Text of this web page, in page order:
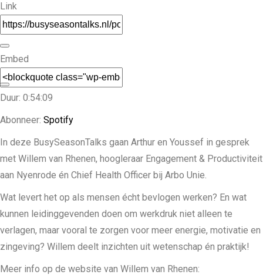
Link
Embed
Duur: 0:54:09
Abonneer: Spotify
In deze BusySeasonTalks gaan Arthur en Youssef in gesprek
met Willem van Rhenen, hoogleraar Engagement & Productiviteit
aan Nyenrode én Chief Health Officer bij Arbo Unie.
Wat levert het op als mensen écht bevlogen werken? En wat
kunnen leidinggevenden doen om werkdruk niet alleen te
verlagen, maar vooral te zorgen voor meer energie, motivatie en
zingeving? Willem deelt inzichten uit wetenschap én praktijk!
Meer info op de website van Willem van Rhenen: